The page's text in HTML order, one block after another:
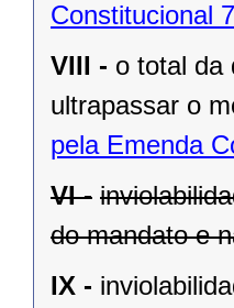
Constitucional
VIII - o total da
ultrapassar o
pela Emenda
VI -
do mandato e
IX -